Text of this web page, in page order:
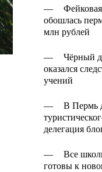
—
обошлась
млн рублей
—
Чёрный
оказался
учений
—
В Пермь
делегация
—
Все
готовы к